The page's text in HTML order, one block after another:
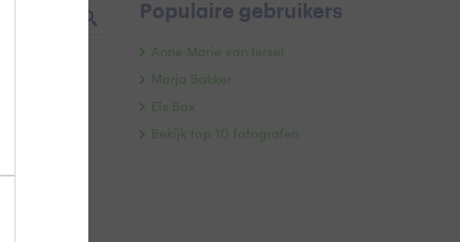
Populaire gebruikers
Anne-Marie van Iersel
Marja Bakker
Els Bax
Bekijk top 10 fotografen